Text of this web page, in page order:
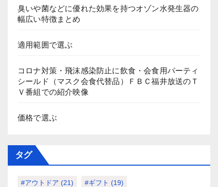
臭いや菌などに優れた効果を持つオゾン水発生器の
幅広い特徴まとめ
適用範囲で選ぶ
コロナ対策・飛沫感染防止に飲食・会食用パーティ
シールド（マスク会食代替品）ＦＢＣ福井放送のＴ
Ｖ番組での紹介映像
価格で選ぶ
タグ
#アウトドア (21) #ギフト (19)